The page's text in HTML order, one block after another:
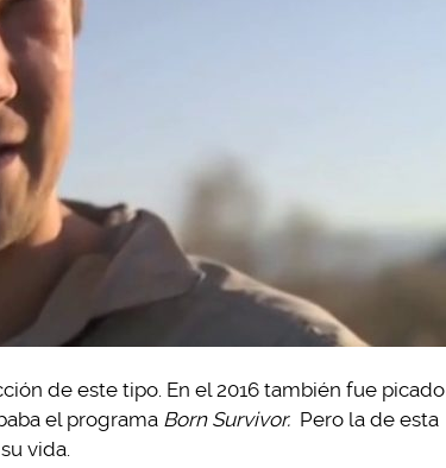
de este tipo. En el 2016 también fue picado
el programa Born Survivor. Pero la de esta
vida.